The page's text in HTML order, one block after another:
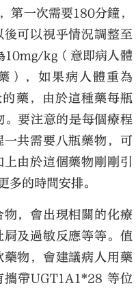
第一次需要180分鐘，
可以視乎情況調整至
10mg/kg（意即病人體
），如果病人體重為
藥，由於這種藥每瓶
要注意的是每個療程
共需要八瓶藥物，可
由於這個藥物剛剛引
多的時間安排。
，會出現相關的化療
及過敏反應等等。值
物，會建議病人用藥
攜帶UGT1A1*28 等位